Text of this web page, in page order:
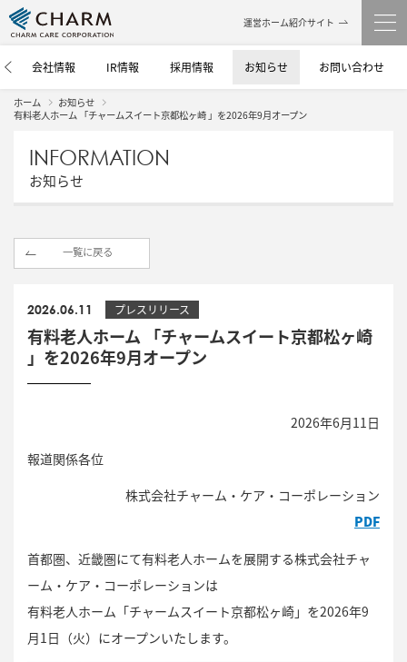
運営ホーム紹介サイト
会社情報 IR情報 採用情報 お知らせ お問い合わせ
ホーム
お知らせ
有料老人ホーム 「チャームスイート京都松ヶ崎 」を2026年9月オープン
INFORMATION
お知らせ
一覧に戻る
2026.06.11 プレスリリース
有料老人ホーム 「チャームスイート京都松ヶ崎
」を2026年9月オープン
2026年6月11日
報道関係各位
株式会社チャーム・ケア・コーポレーション
PDF
首都圏、近畿圏にて有料老人ホームを展開する株式会社チャ
ーム・ケア・コーポレーションは
有料老人ホーム「チャームスイート京都松ヶ崎」を2026年9
月1日（火）にオープンいたします。